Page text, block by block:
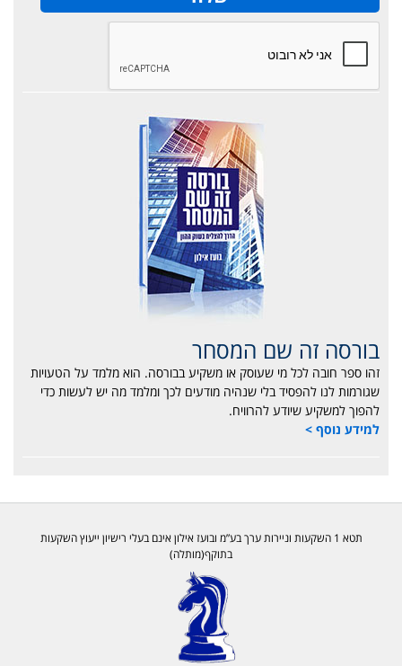
בורסה זה שם המסחר
זהו ספר חובה לכל מי שעוסק או משקיע בבורסה. הוא מלמד על הטעויות
שגורמות לנו להפסיד בלי שנהיה מודעים לכך ומלמד מה יש לעשות כדי
להפוך למשקיע שיודע להרוויח.
למידע נוסף >
תטא 1 השקעות וניירות ערך בע”מ ובועז אילון אינם בעלי רישיון ייעוץ השקעות
בתוקף(מותלה)